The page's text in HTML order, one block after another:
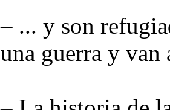
– ... y son
una guerra y van